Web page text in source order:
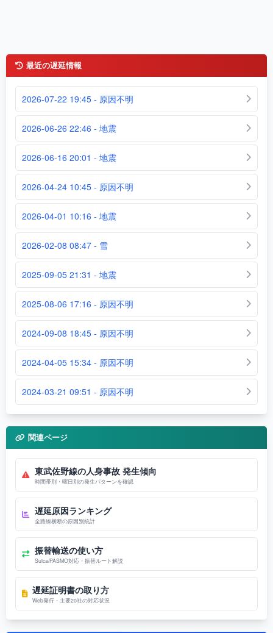
最近の遅延情報
2026-07-22 19:45 - 原因不明
2026-06-26 22:46 - 地震
2026-06-16 20:01 - 地震
2026-04-24 10:45 - 原因不明
2026-04-01 10:16 - 地震
2026-02-08 08:47 - 雪
2025-09-05 21:31 - 地震
2025-08-06 17:16 - 原因不明
2024-09-08 18:45 - 原因不明
2024-04-05 15:34 - 原因不明
2024-03-21 09:51 - 原因不明
関連ページ
東武佐野線の人身事故 発生傾向
時間帯別・曜日別の発生パターンを確認
遅延原因ランキング
全路線横断の原因別統計
振替輸送の使い方
Suica/PASMO対応・振替ルート解説
遅延証明書の取り方
Web発行・主要20社の対応状況